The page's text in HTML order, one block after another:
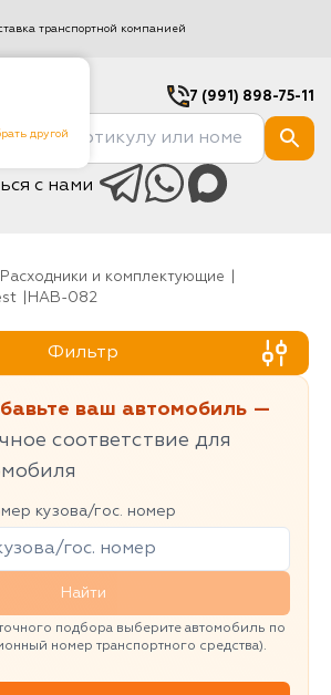
другой
транспортной компанией
7 (991) 898-75-11
с нами
Расходники и комплектующие
HAB-082
Фильтр
ваш автомобиль —
соответствие для
кузова/гос. номер
Найти
подбора выберите автомобиль по
номер транспортного средства).